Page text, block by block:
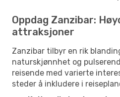
Oppdag Zanzibar:
attraksjoner
Zanzibar tilbyr en rik
naturskjønnhet og
reisende med varierte
steder å inkludere i